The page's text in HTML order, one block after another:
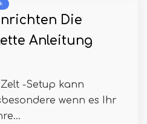
Die
Anleitung
-Setup kann
wenn es Ihr